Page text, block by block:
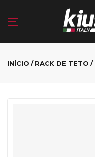
INÍCIO RACK DE TETO